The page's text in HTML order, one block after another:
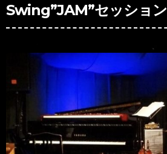
Swing”JAM”セッション